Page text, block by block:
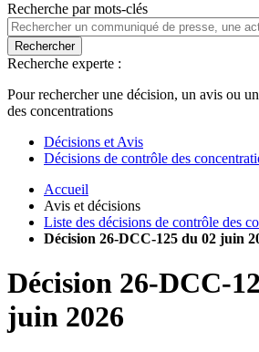
Recherche par mots-clés
Rechercher
Recherche experte :
Pour rechercher une décision, un avis ou
des concentrations
Décisions et Avis
Décisions de contrôle des
Accueil
Avis et décisions
Liste des décisions de contrôle des
Décision 26-DCC-125 du 02 juin
Décision 26-DCC-
juin 2026